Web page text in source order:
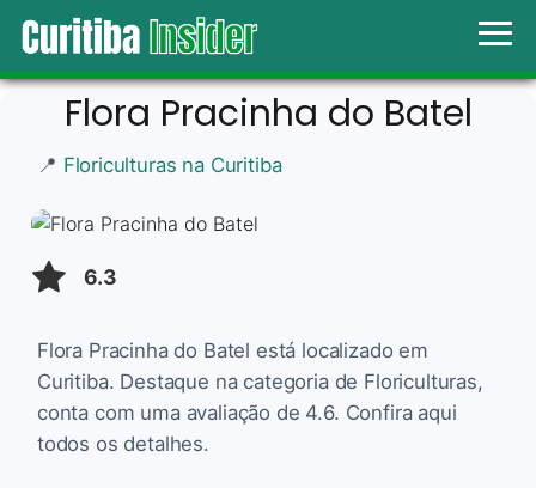
Flora Pracinha do Batel
📍 Floriculturas na Curitiba
6.3
Flora Pracinha do Batel está localizado em
Curitiba. Destaque na categoria de Floriculturas,
conta com uma avaliação de 4.6. Confira aqui
todos os detalhes.